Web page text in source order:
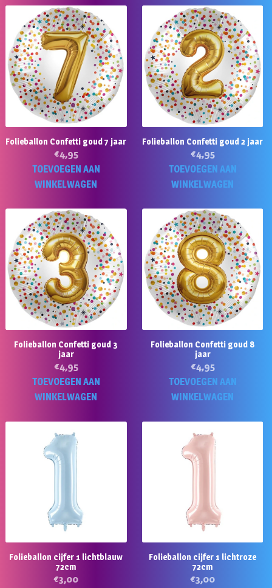
Folieballon Confetti goud 7 jaar
€4,95
TOEVOEGEN AAN
WINKELWAGEN
Folieballon Confetti goud 2 jaar
€4,95
TOEVOEGEN AAN
WINKELWAGEN
Folieballon Confetti goud 3
jaar
€4,95
TOEVOEGEN AAN
WINKELWAGEN
Folieballon Confetti goud 8
jaar
€4,95
TOEVOEGEN AAN
WINKELWAGEN
Folieballon cijfer 1 lichtblauw
72cm
€3,00
Folieballon cijfer 1 lichtroze
72cm
€3,00